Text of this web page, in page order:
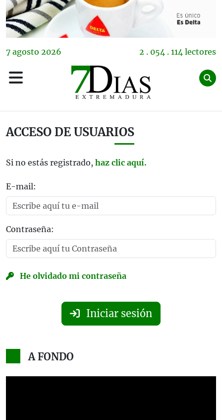
7 agosto 2026 2 . 054 . 114 lectores
ACCESO DE USUARIOS
Si no estás registrado, haz clic aquí.
E-mail:
Contraseña:
He olvidado mi contraseña
Iniciar sesión
A FONDO